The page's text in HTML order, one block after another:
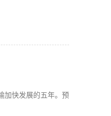
加快发展的五年。预